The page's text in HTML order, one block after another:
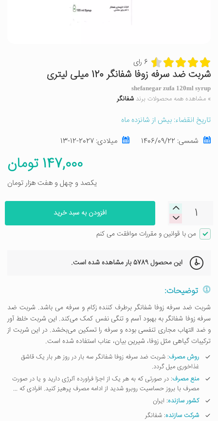
6 رای
شربت ضد سرفه زوفا شفانگر 120 میلی لیتری
shefanegar zufa 120ml syrup
» مشاهده همه محصولات برند شفانگر
تاریخ انقضاء: بیش از شانزده ماه
شمسی: 1406/09/22 میلادی: 2027-12-13
147,000 تومان
یکصد و چهل و هفت هزار تومان
افزودن به سبد خرید
من با قوانین و مقررات موافقت می کنم
این محصول5789 بار مشاهده شده است.
توضیحات:
شربت ضد سرفه زوفا شفانگر برطرف کننده زکام و سرفه می باشد. شربت ضد
سرفه زوفا شفانگر به بهبود آسم و تنگی نفس کمک می‌کند. این شربت خلط آور
و ضد التهاب مجاری تنفسی بوده و سرفه را تسکین می‌بخشد. در این شربت از
ترکیبات گیاهی مثل زوفا، شیرین بیان، عناب استفاده شده است.
روش مصرف: شربت ضد سرفه زوفا شفانگر سه بار در روز هر بار یک قاشق
غذاخوری میل گردد.
منع مصرف: در صورتی که به هر یک از اجزا فراورده آلرژی دارید و یا در صورت
مصرف با بروز حساسیت روبرو شدید از ادامه مصرف پرهیز کنید. افرادی که ...
کشور سازنده: ایران
شرکت سازنده: شفانگر